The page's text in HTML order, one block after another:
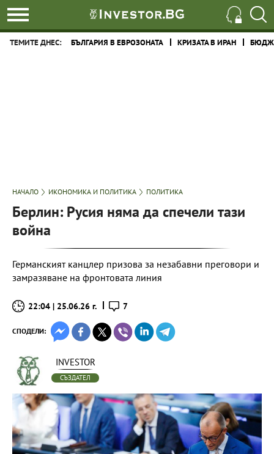
ТЕМИТЕ ДНЕС: БЪЛГАРИЯ В ЕВРОЗОНАТА КРИЗАТА В ИРАН
НАЧАЛО ИКОНОМИКА И ПОЛИТИКА ПОЛИТИКА
Берлин: Русия няма да спечели тази
война
Германският канцлер призова за незабавни преговори и
замразяване на фронтовата линия
22:04 | 25.06.26 г. 7
СПОДЕЛИ:
INVESTOR
СЪЗДАТЕЛ